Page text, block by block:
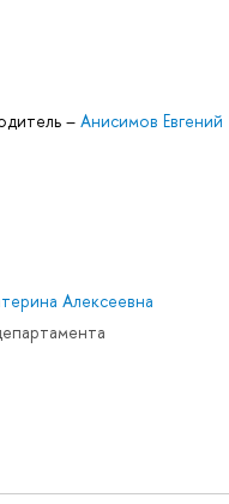
– Анисимов Евгений
Алексеевна